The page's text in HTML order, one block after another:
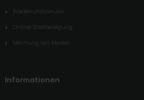
Wiederrufsformular
Online-Streitbeilegung
Nennung von Marken
Informationen